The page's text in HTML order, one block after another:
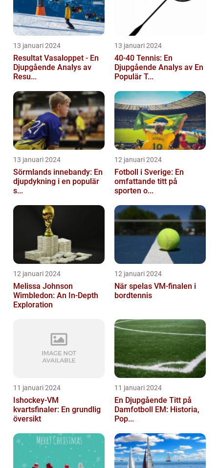
13 januari 2024
Resultat Vasaloppet - En
Djupgående Analys av
Resu...
13 januari 2024
40-40 Tennis: En
Djupgående Analys av En
Populär T...
13 januari 2024
Sörmlands innebandy: En
djupdykning i en populär
s...
12 januari 2024
Fotboll i Sverige: En
omfattande titt på
sporten o...
12 januari 2024
Melissa Johnson
Wimbledon: An In-Depth
Exploration
12 januari 2024
När spelas VM-finalen i
bordtennis
11 januari 2024
Ishockey-VM
kvartsfinaler: En grundlig
översikt
11 januari 2024
En Djupgående Titt på
Damfotboll EM: Historia,
Pop...